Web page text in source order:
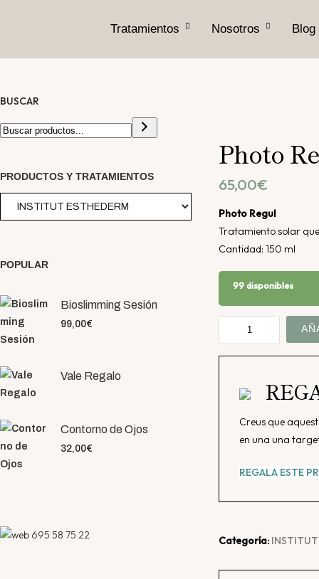
Tratamientos Nosotros Blog
BUSCAR
PRODUCTOS Y TRATAMIENTOS
POPULAR
Bioslimming Sesión
99,00€
Vale Regalo
Contorno de Ojos
32,00€
695 58 75 22
Photo
65,00€
Photo Regul
Tratamiento solar
Cantidad: 150 ml
99 disponibles
Regul
150
cantidad
Creus que
en una una
REGALA ESTE
Categoría: INSTITUT